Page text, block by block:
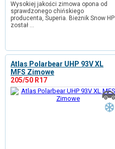
Wysokiej jakości zimowa opona od
sprawdzonego chińskiego
producenta, Superia. Bieżnik Snow HP
został …
Atlas Polarbear UHP 93V XL
MFS Zimowe
205/50 R17